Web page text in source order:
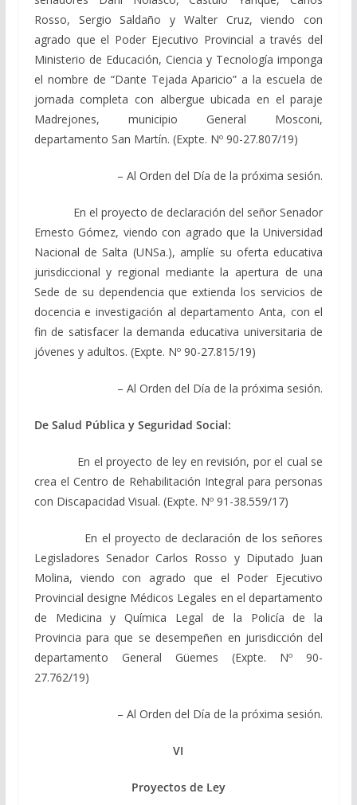
Rosso, Sergio Saldaño y Walter Cruz, viendo con
agrado que el Poder Ejecutivo Provincial a través del
Ministerio de Educación, Ciencia y Tecnología imponga
el nombre de “Dante Tejada Aparicio” a la escuela de
jornada completa con albergue ubicada en el paraje
Madrejones, municipio General Mosconi,
departamento San Martín. (Expte. Nº 90-27.807/19)
– Al Orden del Día de la próxima sesión.
En el proyecto de declaración del señor Senador
Ernesto Gómez, viendo con agrado que la Universidad
Nacional de Salta (UNSa.), amplíe su oferta educativa
jurisdiccional y regional mediante la apertura de una
Sede de su dependencia que extienda los servicios de
docencia e investigación al departamento Anta, con el
fin de satisfacer la demanda educativa universitaria de
jóvenes y adultos. (Expte. Nº 90-27.815/19)
– Al Orden del Día de la próxima sesión.
De Salud Pública y Seguridad Social:
En el proyecto de ley en revisión, por el cual se
crea el Centro de Rehabilitación Integral para personas
con Discapacidad Visual. (Expte. Nº 91-38.559/17)
En el proyecto de declaración de los señores
Legisladores Senador Carlos Rosso y Diputado Juan
Molina, viendo con agrado que el Poder Ejecutivo
Provincial designe Médicos Legales en el departamento
de Medicina y Química Legal de la Policía de la
Provincia para que se desempeñen en jurisdicción del
departamento General Güemes (Expte. Nº 90-
27.762/19)
– Al Orden del Día de la próxima sesión.
VI
Proyectos de Ley